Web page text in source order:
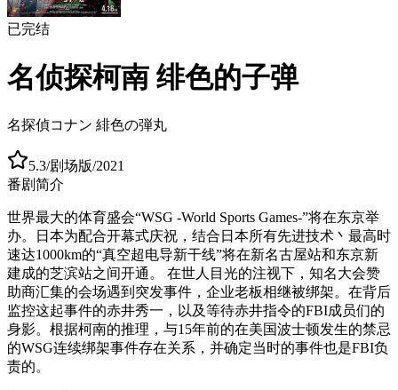
已完结
名侦探柯南 绯色的子弹
名探偵コナン 緋色の弾丸
5.3/剧场版/2021
番剧简介
世界最大的体育盛会“WSG -World Sports Games-”将在东京举
办。日本为配合开幕式庆祝，结合日本所有先进技术丶最高时
速达1000km的“真空超电导新干线”将在新名古屋站和东京新
建成的芝滨站之间开通。 在世人目光的注视下，知名大会赞
助商汇集的会场遇到突发事件，企业老板相继被绑架。在背后
监控这起事件的赤井秀一，以及等待赤井指令的FBI成员们的
身影。根据柯南的推理，与15年前的在美国波士顿发生的禁忌
的WSG连续绑架事件存在关系，并确定当时的事件也是FBI负
责的。